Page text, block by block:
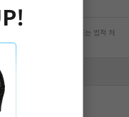
무단 복제, 전송, 수정, 배포는 법적 처